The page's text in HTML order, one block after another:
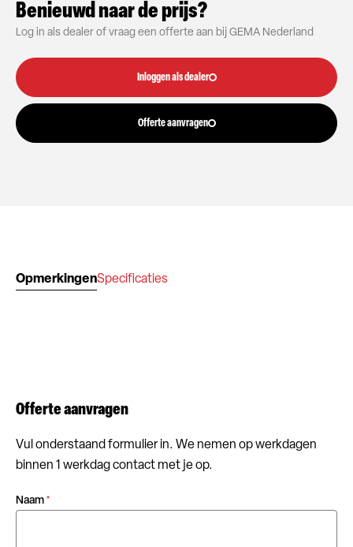
Benieuwd naar de prijs?
Log in als dealer of vraag een offerte aan bij GEMA Nederland
Inloggen als dealer
Offerte aanvragen
OpmerkingenSpecificaties
Offerte aanvragen
Vul onderstaand formulier in. We nemen op werkdagen
binnen 1 werkdag contact met je op.
Naam *